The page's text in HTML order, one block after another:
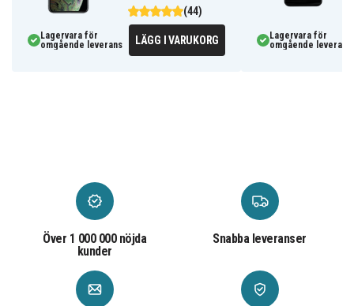
(44)
Lagervara för
omgående leverans
LÄGG I VARUKORG
Lagervara för
omgående leverans
Över 1 000 000 nöjda
kunder
Snabba leveranser